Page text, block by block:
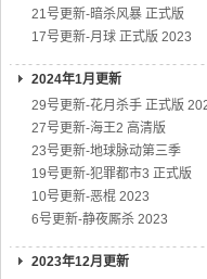
21号更新-暗杀风暴 正式版
17号更新-月球 正式版 2023
2024年1月更新
29号更新-花月杀手 正式版
27号更新-海王2 高清版
23号更新-地球脉动第三季
19号更新-犯罪都市3 正式版
10号更新-恶棍 2023
6号更新-静夜厮杀 2023
2023年12月更新